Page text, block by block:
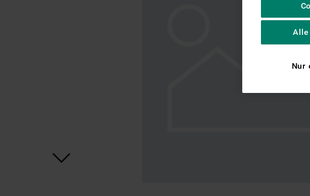
um die
basierend auf
spezifische
Plattformen,
Nur
Alle